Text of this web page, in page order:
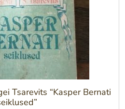
Tsarevits “Kasper Bernati